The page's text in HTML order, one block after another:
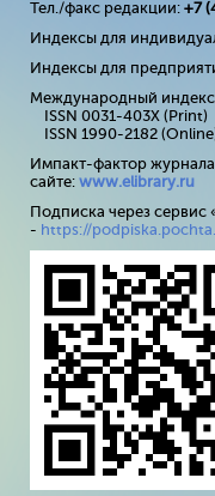
Тел./факс редакции: +7
Индексы для
Индексы для
Международный
ISSN 0031-403X (Print)
ISSN 1990-2182
Импакт-фактор
сайте: www.elibrary.ru
Подписка через
- https://